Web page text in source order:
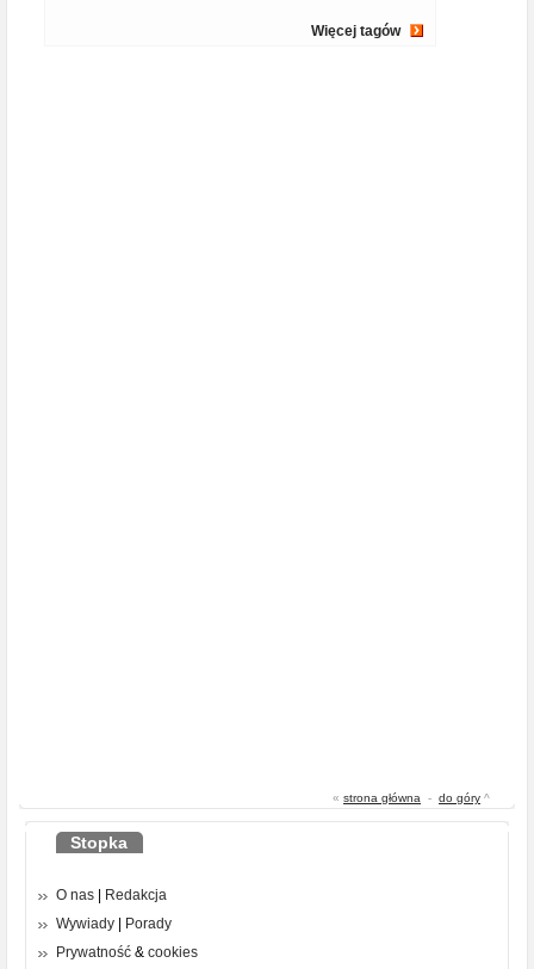
Więcej tagów
« strona główna - do góry ^
Stopka
O nas
Redakcja
Wywiady
Porady
Prywatność & cookies